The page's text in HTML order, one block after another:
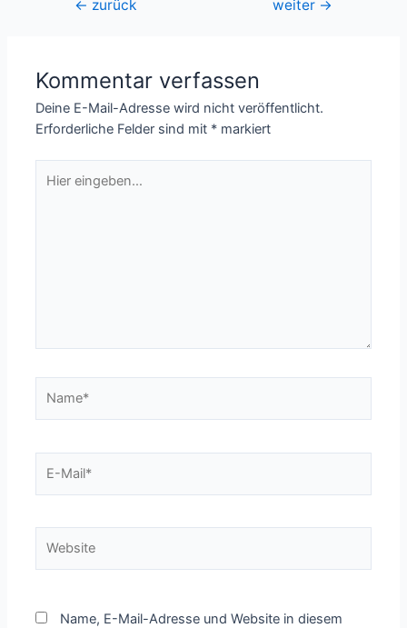
Beitragsnavigation
← zurück weiter →
Kommentar verfassen
Deine E-Mail-Adresse wird nicht veröffentlicht.
Erforderliche Felder sind mit * markiert
eingeben…
Mail*
Name, E-Mail-Adresse und Website in diesem